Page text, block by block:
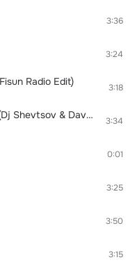
3:36
3:24
Radio Edit) 3:18
Волчица В Шкуре Ягненка (Dj Shevtsov & Dave Ramone Radio Mix) 3:34
0:01
3:25
3:50
3:15